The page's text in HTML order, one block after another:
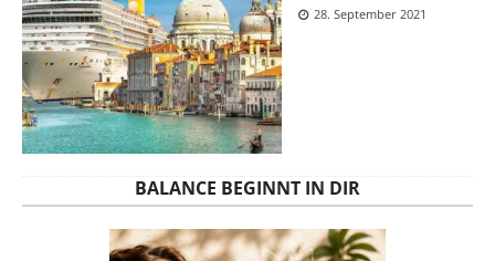
28. September 2021
BALANCE BEGINNT IN DIR